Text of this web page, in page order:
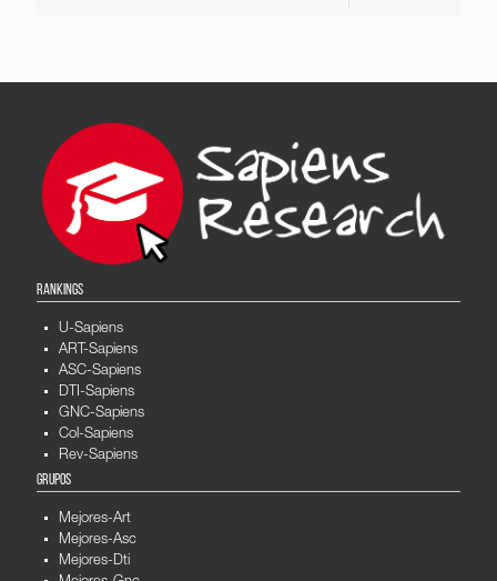
RANKINGS
U-Sapiens
ART-Sapiens
ASC-Sapiens
DTI-Sapiens
GNC-Sapiens
Col-Sapiens
Rev-Sapiens
GRUPOS
Mejores-Art
Mejores-Asc
Mejores-Dti